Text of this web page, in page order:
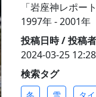
「岩座神レポー
1997年 - 2001年
投稿日時 / 投稿者
2024-03-25
検索タグ